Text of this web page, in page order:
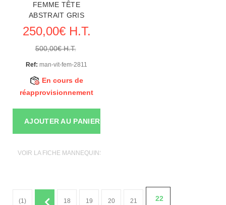
FEMME TÊTE
ABSTRAIT GRIS
250,00€ H.T.
500,00€ H.T.
Ref: man-vit-fem-2811
En cours de
réapprovisionnement
AJOUTER AU PANIER
VOIR LA FICHE MANNEQUINS VITRINE
(1) 18 19 20 21 22